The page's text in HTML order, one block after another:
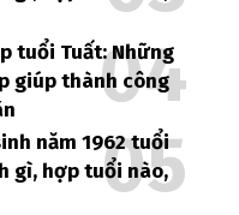
tuổi Tuất: Những
giúp thành công
năm 1962 tuổi
gì, hợp tuổi nào,